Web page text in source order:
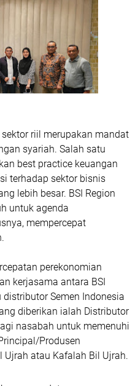
riil merupakan mandat
syariah. Salah satu
best practice keuangan
terhadap sektor bisnis
lebih besar. BSI Region
untuk agenda
mempercepat
perekonomian
kerjasama antara BSI
Semen Indonesia
diberikan ialah Distributor
nasabah untuk memenuhi
Produsen
Ujrah atau Kafalah Bil Ujrah.